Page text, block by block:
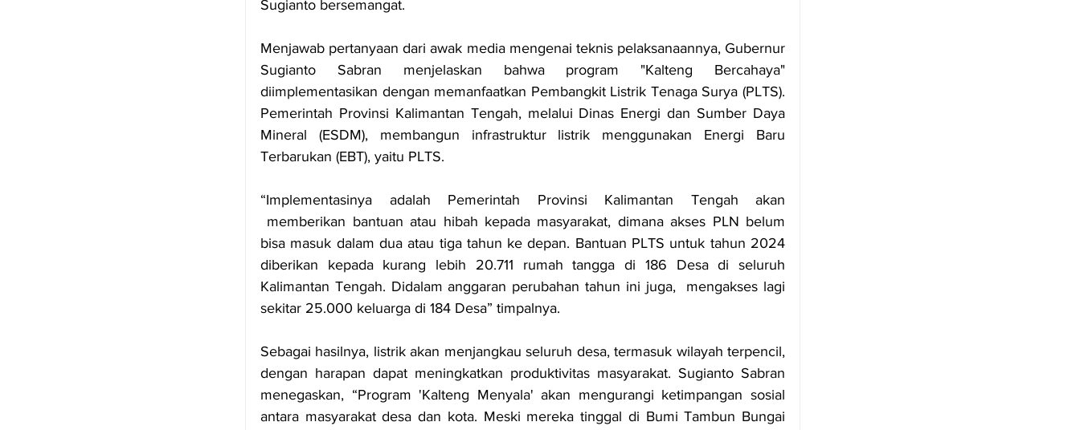
Sugianto bersemangat.
Menjawab pertanyaan dari awak media mengenai teknis pelaksanaannya, Gubernur
Sugianto Sabran menjelaskan bahwa program "Kalteng Bercahaya"
diimplementasikan dengan memanfaatkan Pembangkit Listrik Tenaga Surya (PLTS).
Pemerintah Provinsi Kalimantan Tengah, melalui Dinas Energi dan Sumber Daya
Mineral (ESDM), membangun infrastruktur listrik menggunakan Energi Baru
Terbarukan (EBT), yaitu PLTS.
“Implementasinya adalah Pemerintah Provinsi Kalimantan Tengah akan
memberikan bantuan atau hibah kepada masyarakat, dimana akses PLN belum
bisa masuk dalam dua atau tiga tahun ke depan. Bantuan PLTS untuk tahun 2024
diberikan kepada kurang lebih 20.711 rumah tangga di 186 Desa di seluruh
Kalimantan Tengah. Didalam anggaran perubahan tahun ini juga,  mengakses lagi
sekitar 25.000 keluarga di 184 Desa” timpalnya.
Sebagai hasilnya, listrik akan menjangkau seluruh desa, termasuk wilayah terpencil,
dengan harapan dapat meningkatkan produktivitas masyarakat. Sugianto Sabran
menegaskan, “Program 'Kalteng Menyala' akan mengurangi ketimpangan sosial
antara masyarakat desa dan kota. Meski mereka tinggal di Bumi Tambun Bungai